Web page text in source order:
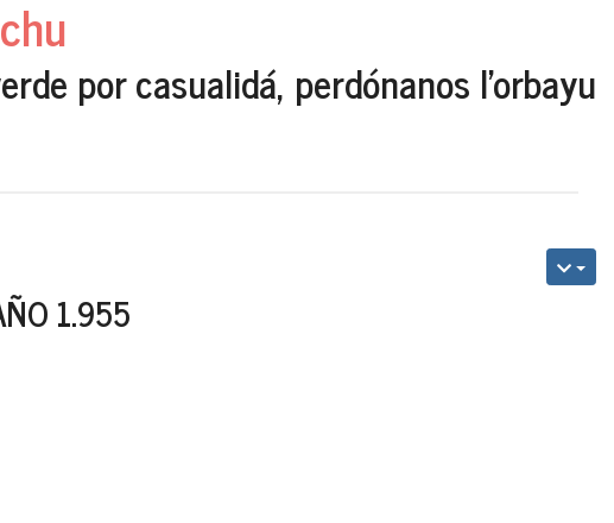
por casualidá, perdónanos l'orbayu
1.955